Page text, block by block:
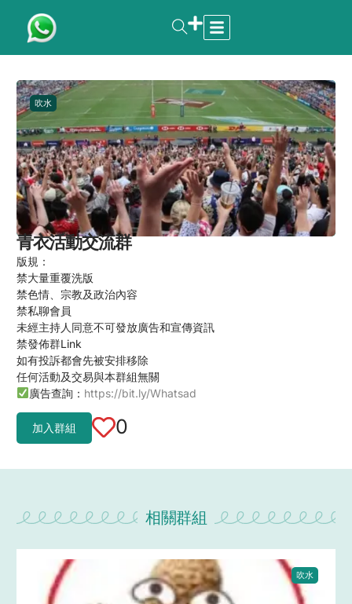
吹水
青衣活動交流群
版規：
禁大量重覆洗版
禁色情、宗教及政治內容
禁私聊會員
未經主持人同意不可發放廣告和宣傳資訊
禁發佈群Link
如有投訴都會先被安排移除
任何活動及交易與本群組無關
廣告查詢： https://bit.ly/Whatsad
加入群組 0
相關群組
吹水